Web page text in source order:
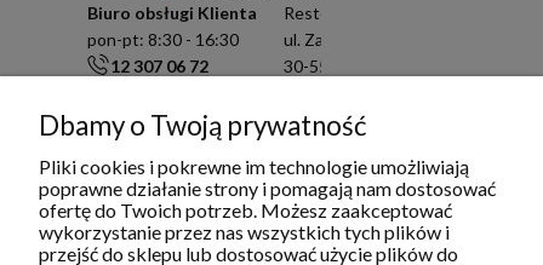
Biuro obsługi Klienta
pon-pt: 8:30 - 16:30
12 307 06 72
info@restoquality.pl
Serwis
pon-pt: 8:30 - 16:30
577 609 633
serwis@restoquality.pl
Resto Quality Sp. z o.o.
ul. Zamknięta 10/1.5
30-554 Kraków
KRS: 0000511822
Dbamy o Twoją prywatność
Pliki cookies i pokrewne im technologie umożliwiają
poprawne działanie strony i pomagają nam dostosować
ofertę do Twoich potrzeb. Możesz zaakceptować
wykorzystanie przez nas wszystkich tych plików i
przejść do sklepu lub dostosować użycie plików do